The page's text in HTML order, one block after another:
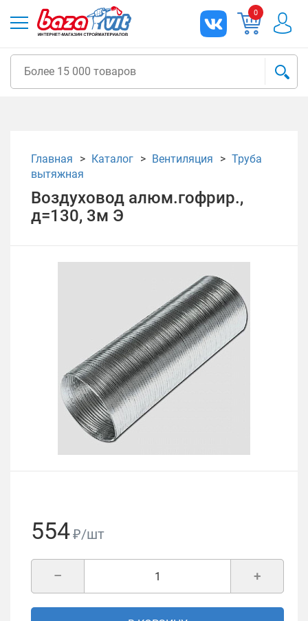
0
Главная Каталог Вентиляция
Труба
вытяжная
Воздуховод алюм.гофрир.,
д=130, 3м Э
554₽/шт
+
–